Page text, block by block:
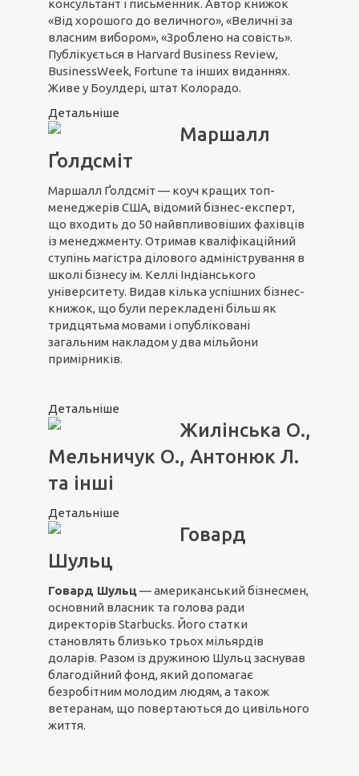
консультант і письменник. Автор книжок
«Від хорошого до величного», «Величні за
власним вибором», «Зроблено на совість».
Публікується в Harvard Business Review,
BusinessWeek, Fortune та інших виданнях.
Живе у Боулдері, штат Колорадо.
Детальніше
Маршалл
Ґолдсміт
Маршалл Ґолдсміт — коуч кращих топ-
менеджерів США, відомий бізнес-експерт,
що входить до 50 найвпливовіших фахівців
із менеджменту. Отримав кваліфікаційний
ступінь магістра ділового адміністрування в
школі бізнесу ім. Келлі Індіанського
університету. Видав кілька успішних бізнес-
книжок, що були перекладені більш як
тридцятьма мовами і опубліковані
загальним накладом у два мільйони
примірників.
Детальніше
Жилінська О.,
Мельничук О., Антонюк Л.
та інші
Детальніше
Говард
Шульц
Говард Шульц— американський бізнесмен,
основний власник та голова ради
директорів Starbucks. Його статки
становлять близько трьох мільярдів
доларів. Разом із дружиною Шульц заснував
благодійний фонд, який допомагає
безробітним молодим людям, а також
ветеранам, що повертаються до цивільного
життя.